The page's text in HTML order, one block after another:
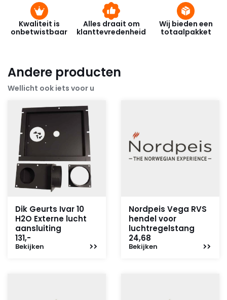
Kwaliteit is
onbetwistbaar
Alles draait om
klanttevredenheid
Wij bieden een
totaalpakket
Andere producten
Wellicht ook iets voor u
Dik Geurts Ivar 10
H2O Externe lucht
aansluiting
131,-
Bekijken
Nordpeis Vega RVS
hendel voor
luchtregelstang
24,68
Bekijken